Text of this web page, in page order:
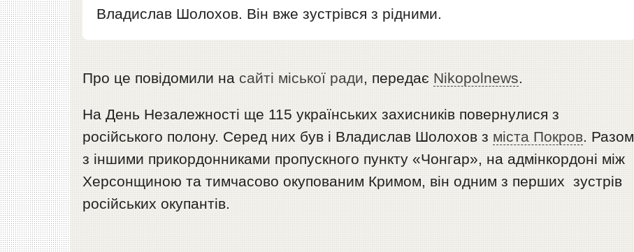
Владислав Шолохов. Він вже зустрівся з рідними.
Про це повідомили на сайті міської ради, передає Nikopolnews.
На День Незалежності ще 115 українських захисників повернулися з
російського полону. Серед них був і Владислав Шолохов з міста Покров. Разом
з іншими прикордонниками пропускного пункту «Чонгар», на адмінкордоні між
Херсонщиною та тимчасово окупованим Кримом, він одним з перших зустрів
російських окупантів.